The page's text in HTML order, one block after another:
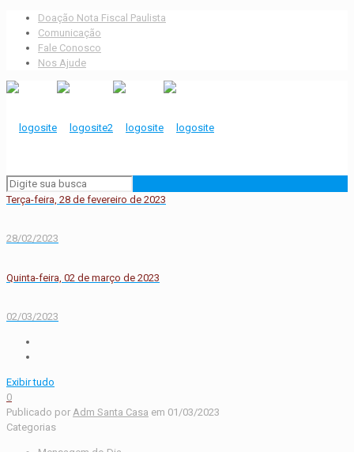
Doação Nota Fiscal Paulista
Comunicação
Fale Conosco
Nos Ajude
Terça-feira, 28 de fevereiro de 2023
28/02/2023
Quinta-feira, 02 de março de 2023
02/03/2023
Exibir tudo
0
Publicado por Adm Santa Casa em 01/03/2023
Categorias